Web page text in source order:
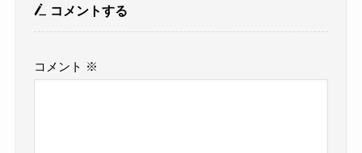
コメントする
コメント ※